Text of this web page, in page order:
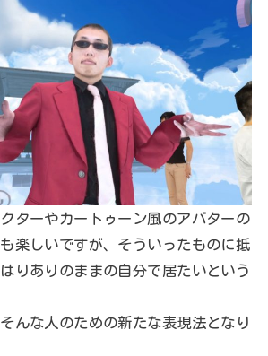
ターやカートゥーン風のアバターの
楽しいですが、そういったものに抵
りありのままの自分で居たいという
んな人のための新たな表現法となり